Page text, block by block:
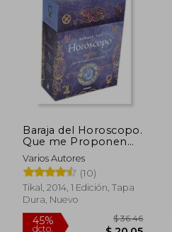
45%
dcto. $ 43.62
Baraja del Horoscopo.
Que me Proponen
los Astros hoy
(Estuche)
Varios Autores
(10)
Tikal, 2014, 1 Edición, Tapa
Dura, Nuevo